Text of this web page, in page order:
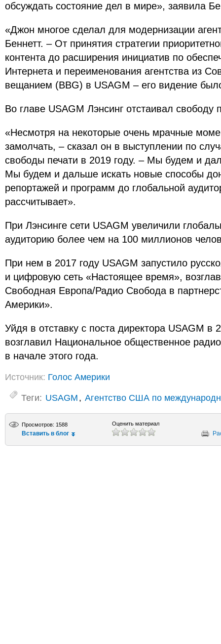
обсуждать состояние дел в мире», заявила
«Джон многое сделал для модернизации
Беннетт. – От принятия стратегии
контента до расширения инициатив по
Интернета и переименования агентства из
вещанием (BBG) в USAGM – его видение
Во главе USAGM Лэнсинг отстаивал свободу
«Несмотря на некоторые очень мрачные
замолчать, – сказал он в выступлении по
свободы печати в 2019 году. – Мы будем и
Мы будем и дальше искать новые способы
репортажей и программ до глобальной
рассчитывает».
При Лэнсинге сети USAGM увеличили
аудиторию более чем на 100 миллионов
При нем в 2017 году USAGM запустило
и цифровую сеть «Настоящее время»,
Свободная Европа/Радио Свобода в
Америки».
Уйдя в отставку с поста директора USAGM в
возглавил Национальное общественное
в начале этого года.
Источник: Голос Америки
Теги: USAGM, Агентство США по
Просмотров: 1588
Вставить в блог
Оценить материал